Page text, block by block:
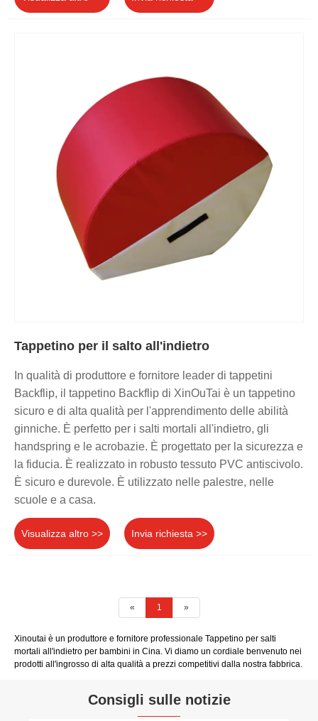
Tappetino per il salto all'indietro
In qualità di produttore e fornitore leader di tappetini
Backflip, il tappetino Backflip di XinOuTai è un tappetino
sicuro e di alta qualità per l'apprendimento delle abilità
ginniche. È perfetto per i salti mortali all'indietro, gli
handspring e le acrobazie. È progettato per la sicurezza e
la fiducia. È realizzato in robusto tessuto PVC antiscivolo.
È sicuro e durevole. È utilizzato nelle palestre, nelle
scuole e a casa.
Visualizza altro >> Invia richiesta >>
« 1 »
Xinoutai è un produttore e fornitore professionale Tappetino per salti
mortali all'indietro per bambini in Cina. Vi diamo un cordiale benvenuto nei
prodotti all'ingrosso di alta qualità a prezzi competitivi dalla nostra fabbrica.
Consigli sulle notizie